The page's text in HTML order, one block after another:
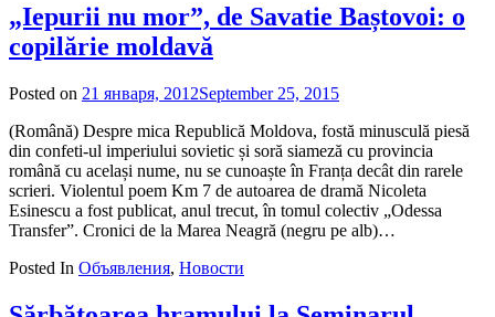
„Iepurii nu mor”, de Savatie Baștovoi: o
copilărie moldavă
Posted on 21 января, 2012September 25, 2015
(Română) Despre mica Republică Moldova, fostă minusculă piesă
din confeti-ul imperiului sovietic și soră siameză cu provincia
română cu același nume, nu se cunoaște în Franța decât din rarele
scrieri. Violentul poem Km 7 de autoarea de dramă Nicoleta
Esinescu a fost publicat, anul trecut, în tomul colectiv „Odessa
Transfer”. Cronici de la Marea Neagră (negru pe alb)…
Posted In Объявления, Новости